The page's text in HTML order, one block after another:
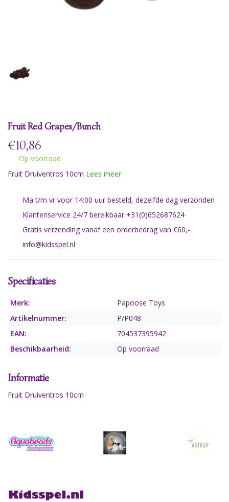
Fruit Red Grapes/Bunch
€10,86
Op voorraad
Fruit Druiventros 10cm Lees meer
Ma t/m vr voor 14:00 uur besteld, dezelfde dag verzonden
Klantenservice 24/7 bereikbaar +31(0)652687624
Gratis verzending vanaf een orderbedrag van €60,-
info@kidsspel.nl
Specificaties
Merk:
Papoose Toys
Artikelnummer:
P/P048
EAN:
704537395942
Beschikbaarheid:
Op voorraad
Informatie
Fruit Druiventros 10cm